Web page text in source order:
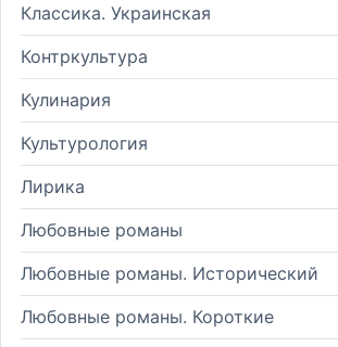
Классика. Украинская
Контркультура
Кулинария
Культурология
Лирика
Любовные романы
Любовные романы. Исторический
Любовные романы. Короткие